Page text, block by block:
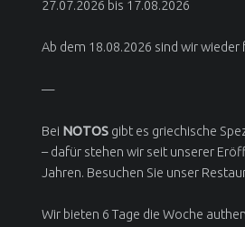
27.07.2026 bis 17.08.2026
Ab dem 18.08.2026 sind wir wieder
—
Bei NOTOSgibt es griechische
– dafür stehen wir seit unserer
Jahren. Besuchen Sie unser
Wir bieten 6 Tage die Woche